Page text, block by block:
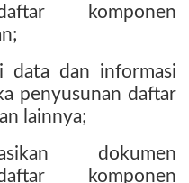
komponen
data dan informasi
penyusunan daftar
lainnya;
dokumen
komponen